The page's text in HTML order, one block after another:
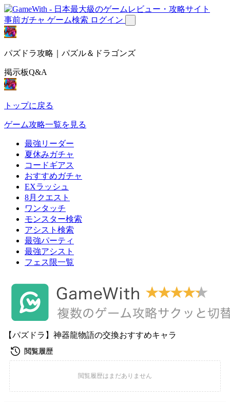
事前ガチャ ゲーム検索 ログイン
パズドラ攻略｜パズル＆ドラゴンズ
掲示板Q&A
トップに戻る
ゲーム攻略一覧を見る
最強リーダー
夏休みガチャ
コードギアス
おすすめガチャ
EXラッシュ
8月クエスト
ワンタッチ
モンスター検索
アシスト検索
最強パーティ
最強アシスト
フェス限一覧
【パズドラ】神器龍物語の交換おすすめキャラ